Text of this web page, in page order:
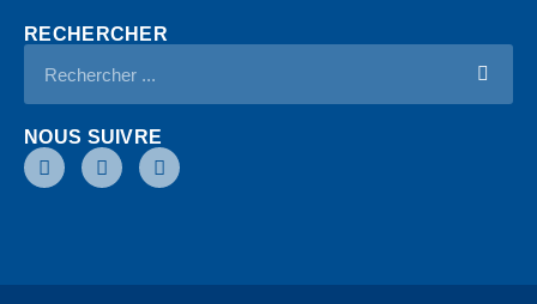
RECHERCHER
NOUS SUIVRE